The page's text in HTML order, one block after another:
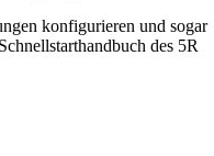
konfigurieren und sogar
des 5R